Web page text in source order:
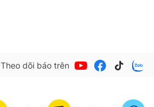
Theo dõi báo trên